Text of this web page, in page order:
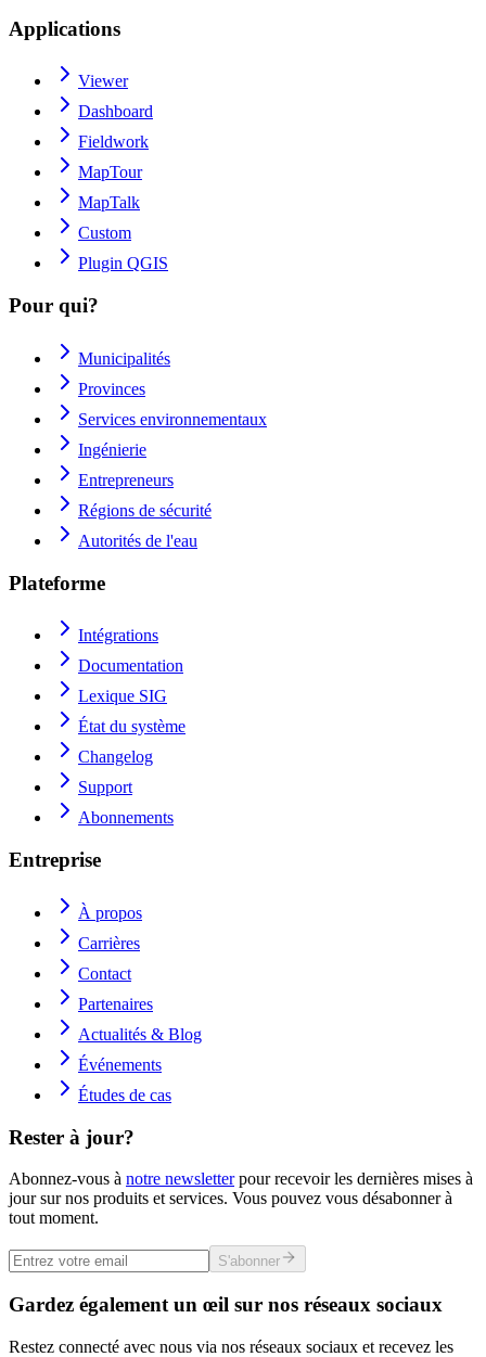
Applications
Viewer
Dashboard
Fieldwork
MapTour
MapTalk
Custom
Plugin QGIS
Pour qui?
Municipalités
Provinces
Services environnementaux
Ingénierie
Entrepreneurs
Régions de sécurité
Autorités de l'eau
Plateforme
Intégrations
Documentation
Lexique SIG
État du système
Changelog
Support
Abonnements
Entreprise
À propos
Carrières
Contact
Partenaires
Actualités & Blog
Événements
Études de cas
Rester à jour?
Abonnez-vous à notre newsletterpour recevoir les dernières mises à
jour sur nos produits et services. Vous pouvez vous désabonner à
tout moment.
S'abonner
Gardez également un œil sur nos réseaux sociaux
Restez connecté avec nous via nos réseaux sociaux et recevez les